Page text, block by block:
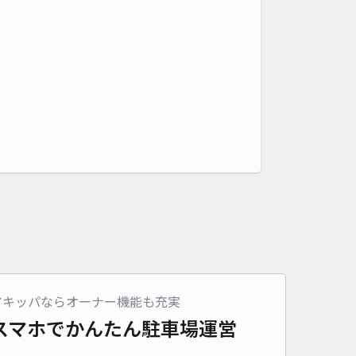
ッパならオーナー機能も充実
マホでかんたん駐車場運営